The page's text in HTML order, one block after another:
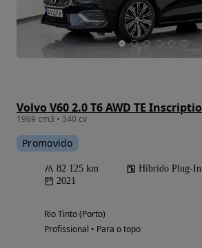
1969 cm3 • 340 cv
Promovido
82 125 km Híbrido Plug-In
2021
Rio Tinto (Porto)
Profissional • Para o topo